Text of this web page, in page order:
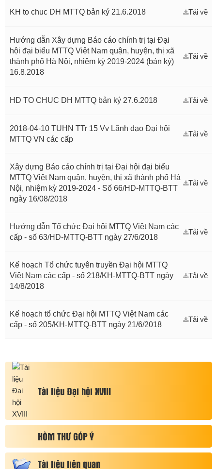
KH to chuc DH MTTQ bản ký 21.6.2018 Tải về
Hướng dẫn Xây dựng Báo cáo chính trị tại Đại
hội đại biểu MTTQ Việt Nam quận, huyện, thị xã
thành phố Hà Nội, nhiệm kỳ 2019-2024 (bản ký)
16.8.2018
Tải về
HD TO CHUC DH MTTQ bản ký 27.6.2018 Tải về
2018-04-10 TUHN TTr 15 Vv Lãnh đạo Đại hội
MTTQ VN các cấp
Tải về
Xây dựng Báo cáo chính trị tại Đại hội đại biểu
MTTQ Việt Nam quận, huyện, thị xã thành phố Hà
Nội, nhiệm kỳ 2019-2024 - Số 66/HD-MTTQ-BTT
ngày 16/08/2018
Tải về
Hướng dẫn Tổ chức Đại hội MTTQ Việt Nam các
cấp - số 63/HD-MTTQ-BTT ngày 27/6/2018
Tải về
Kế hoạch Tổ chức tuyên truyền Đại hội MTTQ
Việt Nam các cấp - số 218/KH-MTTQ-BTT ngày
14/8/2018
Tải về
Kế hoạch tổ chức Đại hội MTTQ Việt Nam các
cấp - số 205/KH-MTTQ-BTT ngày 21/6/2018
Tải về
Tài liệu Đại hội XVIII
HÒM THƯ GÓP Ý
Tài liệu liên quan